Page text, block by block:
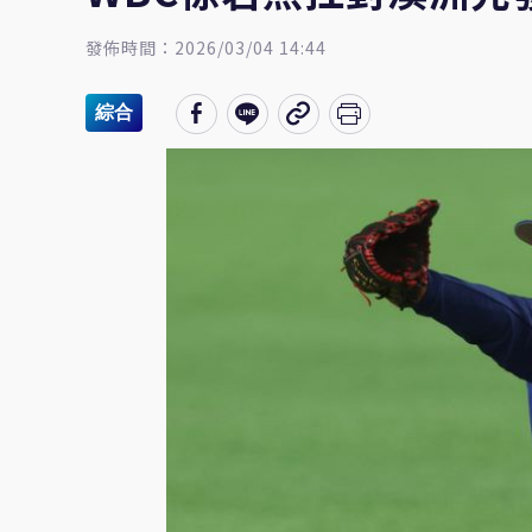
發佈時間：2026/03/04 14:44
綜合